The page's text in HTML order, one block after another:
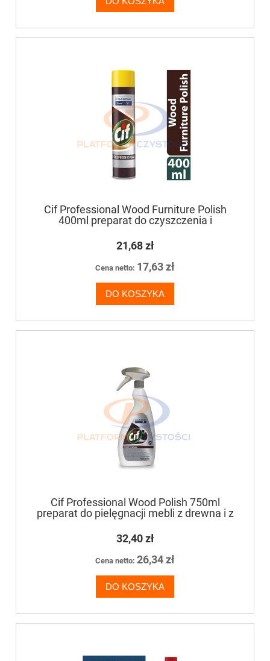
Cif Professional Wood Furniture Polish
400ml preparat do czyszczenia i
pielęgnacji mebli
21,68 zł
Cena netto: 17,63 zł
DO KOSZYKA
Cif Professional Wood Polish 750ml
preparat do pielęgnacji mebli z drewna i z
tworzyw sztucznych
32,40 zł
Cena netto: 26,34 zł
DO KOSZYKA